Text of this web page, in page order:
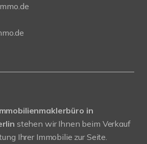
in
stehen wir Ihnen beim Verkauf
Ihrer Immobilie zur Seite.